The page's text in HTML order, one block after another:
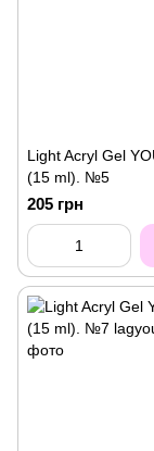
Light Acryl Gel
(15 ml). №5
205 грн